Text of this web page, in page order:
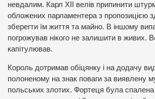
невдалим. Карл XII велів припинити
обложених парламентера з пропозицією
зберегти їм життя та майно. В іншому
погрожував нікого не залишити в живих.
капітулював.
Король дотримав обіцянку і на додачу
полоненому на знак поваги за виявлену
польських злотих. Фортеця була